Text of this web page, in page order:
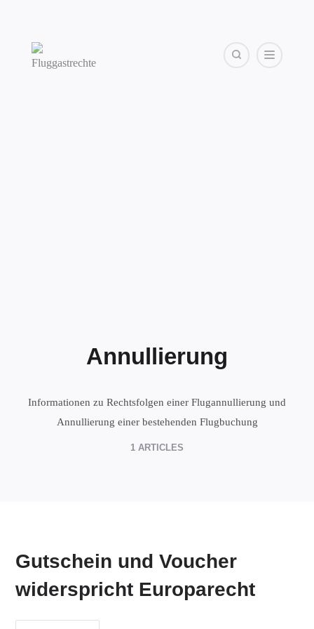
Annullierung
Informationen zu Rechtsfolgen einer Flugannullierung und
Annullierung einer bestehenden Flugbuchung
1 ARTICLES
Gutschein und Voucher
widerspricht Europarecht